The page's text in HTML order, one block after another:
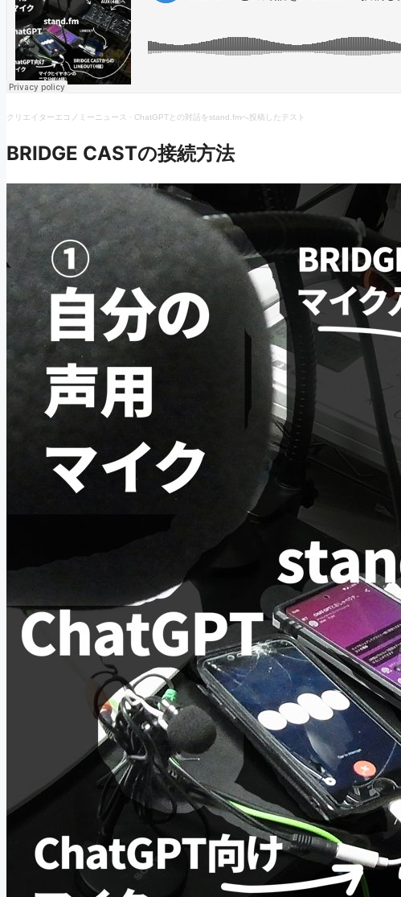
クリエイターエコノミーニュース · ChatGPTとの対話をstand.fmへ投稿したテスト
BRIDGE CASTの接続方法